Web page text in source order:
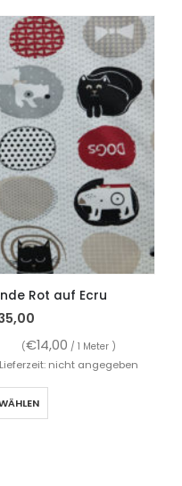
Rot auf Ecru
(€14,00 / 1 Meter )
Lieferzeit: nicht angegeben